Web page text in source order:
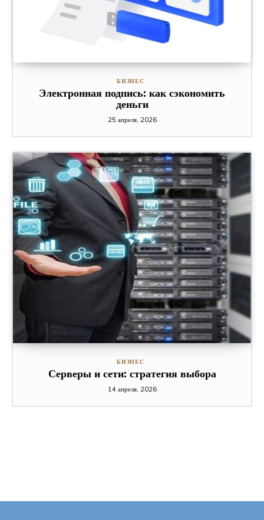
БИЗНЕС
Электронная подпись: как сэкономить
деньги
25 апреля, 2026
БИЗНЕС
Серверы и сети: стратегия выбора
14 апреля, 2026